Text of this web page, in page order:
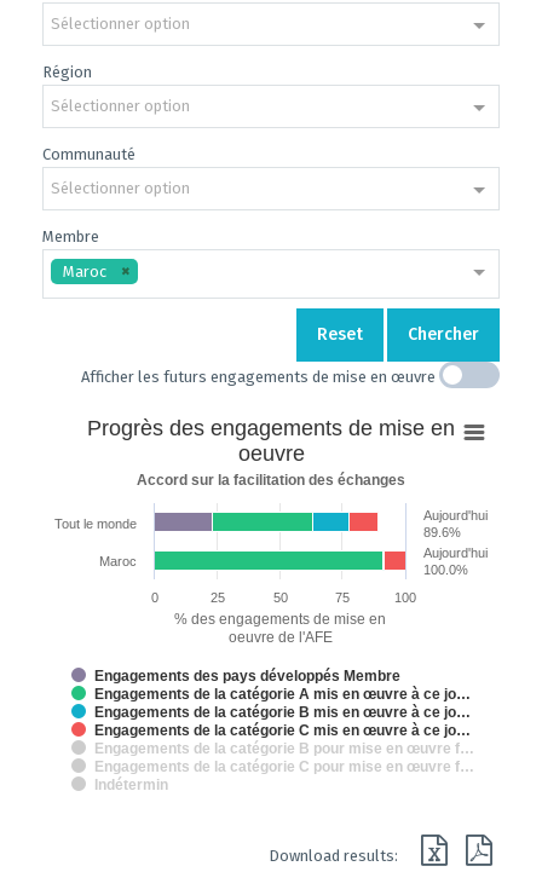
Sélectionner option
Région
Sélectionner option
Communauté
Sélectionner option
Membre
Maroc
Reset Chercher
Afficher les futurs engagements de mise en œuvre
mise
Bar chart with 7 data series.
Accord sur la facilitation des échanges
The chart has 1 Y axis displaying % des engagements de mise en
% des engagements de mise en
oeuvre de l'AFE
Progrès des engagements de mise en
oeuvre
Accord sur la facilitation des échanges
Engagements des pays développés Membre
Engagements de la catégorie A mis en œuvre à ce jo…
Engagements de la catégorie B mis en œuvre à ce jo…
Engagements de la catégorie C mis en œuvre à ce jo…
Engagements de la catégorie B pour mise en œuvre f…
Engagements de la catégorie C pour mise en œuvre f…
Indétermin
Tout le monde
Maroc
Aujourd'hui
89.6%
Aujourd'hui
100.0%
0
100
25 50 75
Download results: